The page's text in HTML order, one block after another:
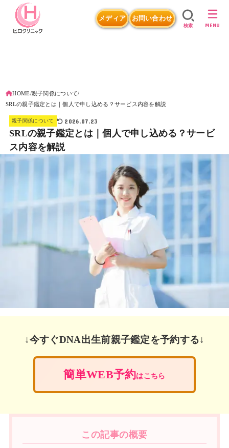
メディア お問い合わせ
検索 MENU
HOME 親子関係について
SRLの親子鑑定とは｜個人で申し込める？サービス内容を解説
親子関係について 2026.07.23
SRLの親子鑑定とは｜個人で申し込める？サービ
ス内容を解説
↓今すぐDNA出生前親子鑑定を予約する↓
簡単WEB予約はこちら
この記事の概要